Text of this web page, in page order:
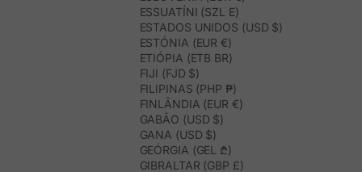
ESSUATÍNI (SZL E)
ESTADOS UNIDOS (USD $)
ESTÓNIA (EUR €)
ETIÓPIA (ETB BR)
FIJI (FJD $)
FILIPINAS (PHP ₱)
FINLÂNDIA (EUR €)
GABÃO (USD $)
GANA (USD $)
GEÓRGIA (GEL ₾)
GIBRALTAR (GBP £)